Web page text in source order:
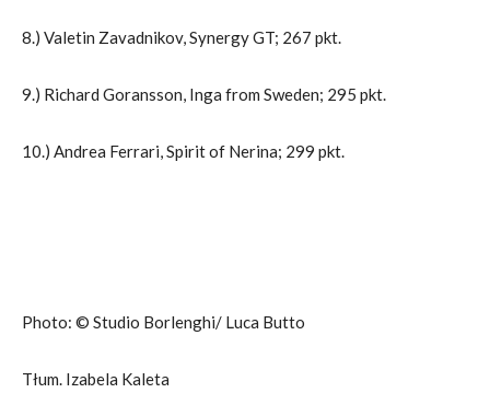
8.) Valetin Zavadnikov, Synergy GT; 267 pkt.
9.) Richard Goransson, Inga from Sweden; 295 pkt.
10.) Andrea Ferrari, Spirit of Nerina; 299 pkt.
Photo: © Studio Borlenghi/ Luca Butto
Tłum. Izabela Kaleta